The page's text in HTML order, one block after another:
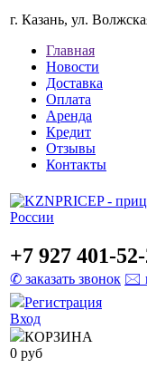
г. Казань, ул.
Главная
Новости
Доставка
Оплата
Аренда
Кредит
Отзывы
Контакты
+7 927 401-
✆ заказать звонок 🖂
Регистрация
Вход
КОРЗИНА
0 руб